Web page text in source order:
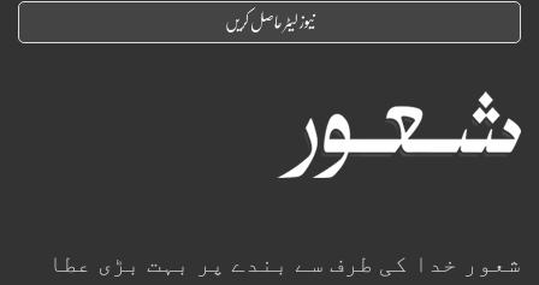
شعور خدا کی طرف سے بندے پر بہت بڑی عطا